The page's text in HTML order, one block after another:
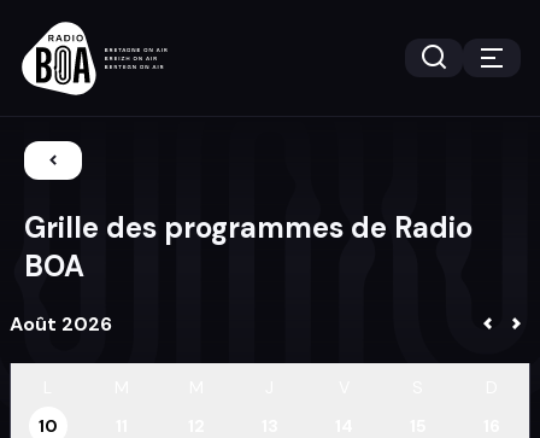
Grille des programmes de Radio
BOA
Août 2026
10